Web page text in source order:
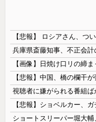
【悲報】 ロシアさん、つ
兵庫県斎藤知事、不正会
【画像】日焼け口リの締
【悲報】ショベルカー、
ショートスリーパー堀大輔